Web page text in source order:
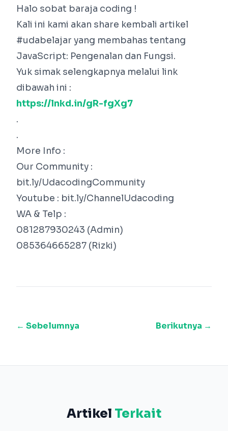
Halo sobat baraja coding !
Kali ini kami akan share kembali artikel
#udabelajar yang membahas tentang
JavaScript: Pengenalan dan Fungsi.
Yuk simak selengkapnya melalui link
dibawah ini :
https://lnkd.in/gR-fgXg7
.
.
More Info :
Our Community :
bit.ly/UdacodingCommunity
Youtube : bit.ly/ChannelUdacoding
WA & Telp :
081287930243 (Admin)
085364665287 (Rizki)
← Sebelumnya Berikutnya →
Artikel Terkait